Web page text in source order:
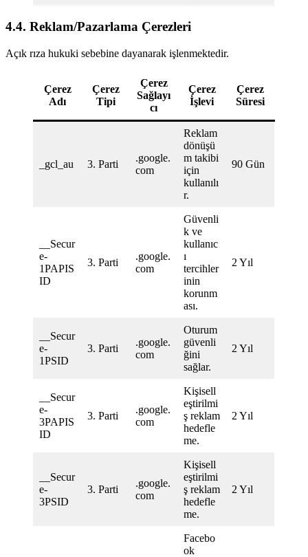
4.4. Reklam/Pazarlama Çerezleri
Açık rıza hukuki sebebine dayanarak işlenmektedir.
Çerez
Adı
Çerez
Tipi
Çerez
Sağlayı
cı
Çerez
İşlevi
Çerez
Süresi
_gcl_au 3. Parti
.google.
com
Reklam
dönüşü
m takibi
için
kullanılı
r.
90 Gün
__Secur
e-
1PAPIS
ID
3. Parti
.google.
com
Güvenli
k ve
kullanıc
ı
tercihler
inin
korunm
ası.
2 Yıl
__Secur
e-
1PSID
3. Parti
.google.
com
Oturum
güvenli
ğini
sağlar.
2 Yıl
__Secur
e-
3PAPIS
ID
3. Parti
.google.
com
Kişisell
eştirilmi
ş reklam
hedefle
me.
2 Yıl
__Secur
e-
3PSID
3. Parti
.google.
com
Kişisell
eştirilmi
ş reklam
hedefle
me.
2 Yıl
Facebo
ok